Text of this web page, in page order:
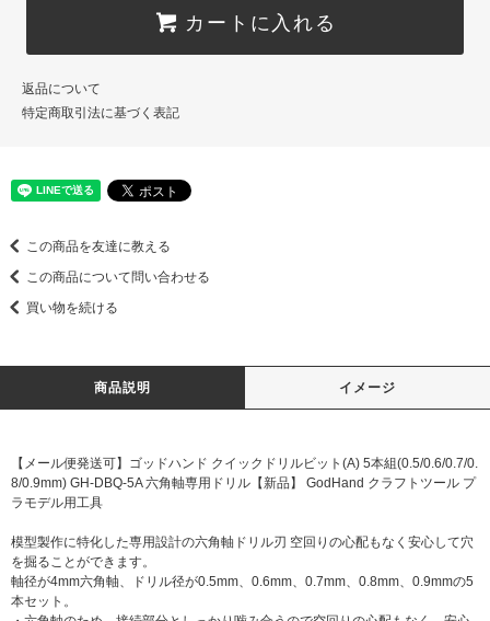
カートに入れる
返品について
特定商取引法に基づく表記
この商品を友達に教える
この商品について問い合わせる
買い物を続ける
商品説明 イメージ
【メール便発送可】ゴッドハンド クイックドリルビット(A) 5本組(0.5/0.6/0.7/0.
8/0.9mm) GH-DBQ-5A 六角軸専用ドリル【新品】 GodHand クラフトツール プ
ラモデル用工具
模型製作に特化した専用設計の六角軸ドリル刃 空回りの心配もなく安心して穴
を掘ることができます。
軸径が4mm六角軸、ドリル径が0.5mm、0.6mm、0.7mm、0.8mm、0.9mmの5
本セット。